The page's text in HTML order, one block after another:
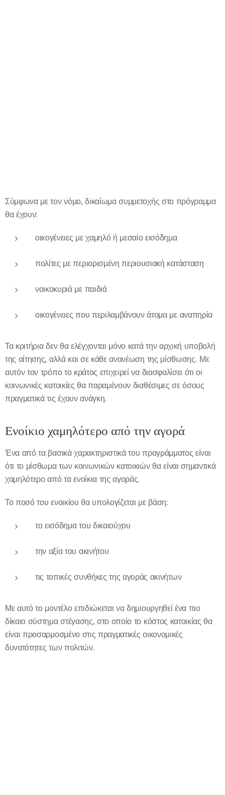
Σύμφωνα με τον νόμο, δικαίωμα συμμετοχής στο πρόγραμμα
θα έχουν:
οικογένειες με χαμηλό ή μεσαίο εισόδημα
πολίτες με περιορισμένη περιουσιακή κατάσταση
νοικοκυριά με παιδιά
οικογένειες που περιλαμβάνουν άτομα με αναπηρία
Τα κριτήρια δεν θα ελέγχονται μόνο κατά την αρχική υποβολή
της αίτησης, αλλά και σε κάθε ανανέωση της μίσθωσης. Με
αυτόν τον τρόπο το κράτος επιχειρεί να διασφαλίσει ότι οι
κοινωνικές κατοικίες θα παραμένουν διαθέσιμες σε όσους
πραγματικά τις έχουν ανάγκη.
Ενοίκιο χαμηλότερο από την αγορά
Ένα από τα βασικά χαρακτηριστικά του προγράμματος είναι
ότι το μίσθωμα των κοινωνικών κατοικιών θα είναι σημαντικά
χαμηλότερο από τα ενοίκια της αγοράς.
Το ποσό του ενοικίου θα υπολογίζεται με βάση:
το εισόδημα του δικαιούχου
την αξία του ακινήτου
τις τοπικές συνθήκες της αγοράς ακινήτων
Με αυτό το μοντέλο επιδιώκεται να δημιουργηθεί ένα πιο
δίκαιο σύστημα στέγασης, στο οποίο το κόστος κατοικίας θα
είναι προσαρμοσμένο στις πραγματικές οικονομικές
δυνατότητες των πολιτών.